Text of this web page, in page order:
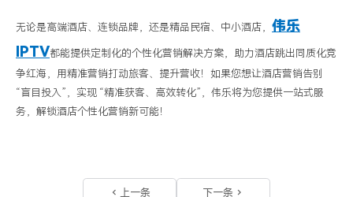
无论是高端酒店、连锁品牌，还是精品民宿、中小酒店， 伟乐
IPTV都能提供定制化的个性化营销解决方案，助力酒店跳出同质化竞
争红海，用精准营销打动旅客、提升营收！如果您想让酒店营销告别
“盲目投入”，实现 “精准获客、高效转化”，伟乐将为您提供一站式服
务，解锁酒店个性化营销新可能！
上一条 下一条